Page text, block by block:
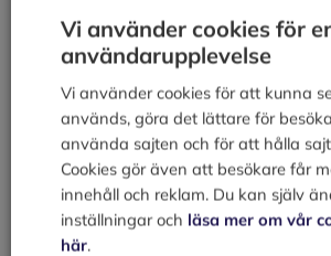
särkostnader
avdelning
Täckningsbidrag
Vi använder cookies för
användarupplevelse
Vi använder cookies för att kunna
används, göra det lättare för
använda sajten och för att hålla
Cookies gör även att besökare får
innehåll och reklam. Du kan själv
inställningar och läsa mer om vår
här.